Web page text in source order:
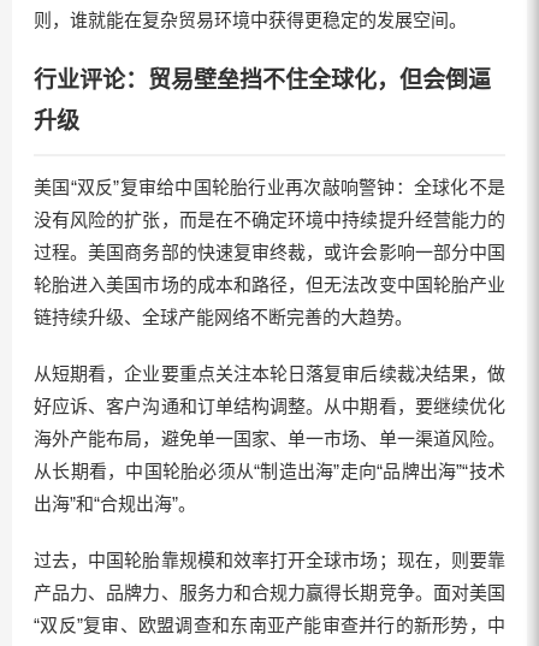
则，谁就能在复杂贸易环境中获得更稳定的发展空间。
行业评论：贸易壁垒挡不住全球化，但会倒逼
升级
美国“双反”复审给中国轮胎行业再次敲响警钟：全球化不是
没有风险的扩张，而是在不确定环境中持续提升经营能力的
过程。美国商务部的快速复审终裁，或许会影响一部分中国
轮胎进入美国市场的成本和路径，但无法改变中国轮胎产业
链持续升级、全球产能网络不断完善的大趋势。
从短期看，企业要重点关注本轮日落复审后续裁决结果，做
好应诉、客户沟通和订单结构调整。从中期看，要继续优化
海外产能布局，避免单一国家、单一市场、单一渠道风险。
从长期看，中国轮胎必须从“制造出海”走向“品牌出海”“技术
出海”和“合规出海”。
过去，中国轮胎靠规模和效率打开全球市场；现在，则要靠
产品力、品牌力、服务力和合规力赢得长期竞争。面对美国
“双反”复审、欧盟调查和东南亚产能审查并行的新形势，中